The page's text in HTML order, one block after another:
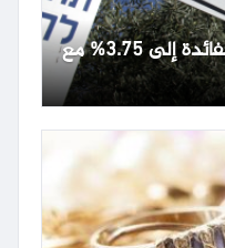
بنك إسرائيل يخفض أسعار الفائدة إلى 3.75% مع